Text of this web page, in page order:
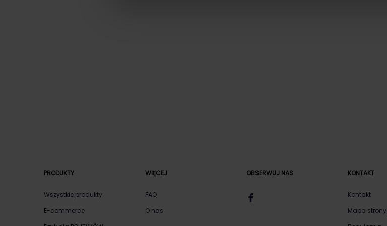
PRODUKTY
Wszystkie produkty
E-commerce
WIĘCEJ
FAQ
O nas
OBSERWUJ NAS KONTAKT
Kontakt
Mapa strony